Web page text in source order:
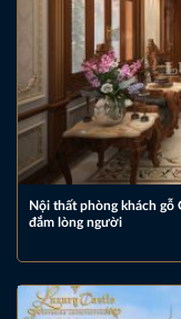
Nội thất phòng khách gỗ
đắm lòng người